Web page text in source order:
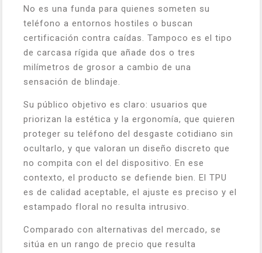
No es una funda para quienes someten su
teléfono a entornos hostiles o buscan
certificación contra caídas. Tampoco es el tipo
de carcasa rígida que añade dos o tres
milímetros de grosor a cambio de una
sensación de blindaje.
Su público objetivo es claro: usuarios que
priorizan la estética y la ergonomía, que quieren
proteger su teléfono del desgaste cotidiano sin
ocultarlo, y que valoran un diseño discreto que
no compita con el del dispositivo. En ese
contexto, el producto se defiende bien. El TPU
es de calidad aceptable, el ajuste es preciso y el
estampado floral no resulta intrusivo.
Comparado con alternativas del mercado, se
sitúa en un rango de precio que resulta